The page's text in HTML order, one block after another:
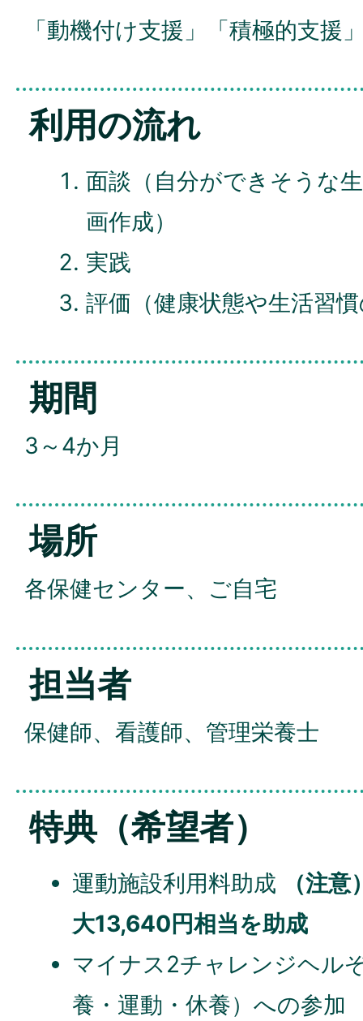
「動機付け支援」「積極的支援
利用の流れ
面談（自分ができそうな
画作成）
実践
評価（健康状態や生活習
期間
3～4か月
場所
各保健センター、ご自宅
担当者
保健師、看護師、管理栄養士
特典（希望者）
運動施設利用料助成
（注
大13,640円相当を助成
マイナス2チャレンジヘル
養・運動・休養）への参加